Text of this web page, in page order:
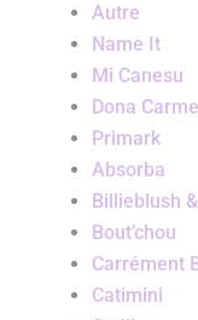
Autre
Name It
Mi Canesu
Dona
Primark
Absorba
Billieblush
Bout’chou
Carrément
Catimini